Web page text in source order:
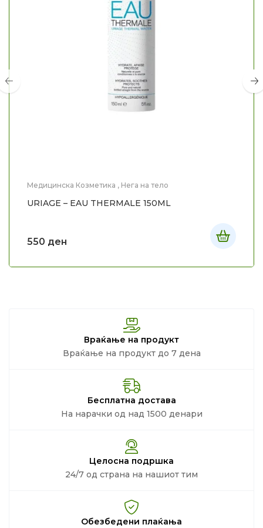
Медицинска Козметика , Нега на тело
URIAGE – EAU THERMALE 150ML
550 ден
Враќање на продукт
Враќање на продукт до 7 дена
Бесплатна достава
На нарачки од над 1500 денари
Целосна подршка
24/7 од страна на нашиот тим
Обезбедени плаќања